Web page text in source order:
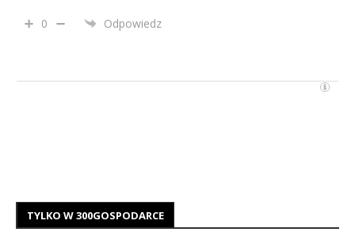
0 Odpowiedz
TYLKO W 300GOSPODARCE